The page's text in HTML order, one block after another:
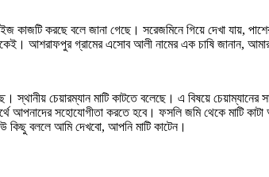
করছে বলে জানা গেছে। সরেজমিনে গিয়ে দেখা যায়,
আশরাফপুর গ্রামের এসোব আলী নামের এক চাষি জানান, আমার
স্থানীয় চেয়ারম্যান মাটি কাটতে বলেছে। এ বিষয়ে
সহোযোগীতা করতে হবে। ফসলি জমি থেকে মাটি কাটা
কিছু বললে আমি দেখবো, আপনি মাটি কাটেন।